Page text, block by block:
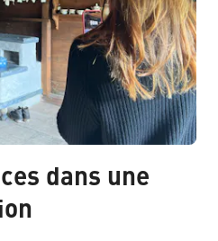
dans une